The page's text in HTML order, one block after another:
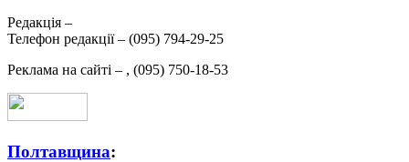
Редакція –
Телефон редакції – (095) 794-29-25
Реклама на сайті – , (095) 750-18-53
Полтавщина: